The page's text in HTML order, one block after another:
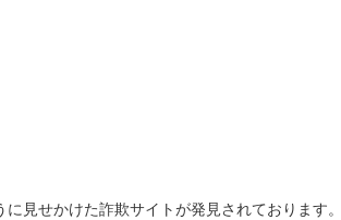
見せかけた詐欺サイトが発見されております。